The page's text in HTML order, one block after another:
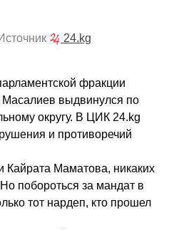
24.kg
фракции
Масалиев выдвинулся по
округу. В ЦИК 24.kg
и противоречий
Кайрата Маматова, никаких
побороться за мандат в
тот нардеп, кто прошел